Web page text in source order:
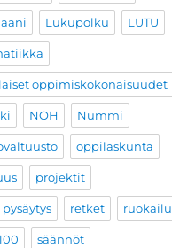
Lukupolku LUTU
oppimiskokonaisuudet
NOH Nummi
oppilaskunta
projektit
retket ruokailu
säännöt